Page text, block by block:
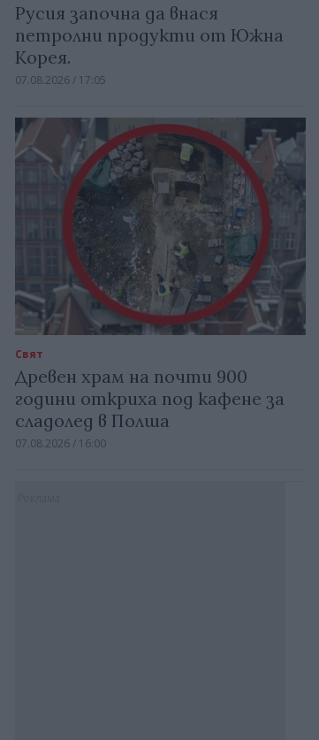
Русия започна да внася
петролни продукти от Южна
Корея.
07.08.2026 / 17:05
Свят
Древен храм на почти 900
години откриха под кафене за
сладолед в Полша
07.08.2026 / 16:00